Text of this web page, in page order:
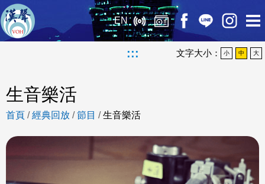
EN
::: 文字大小： 小 中 大
生音樂活
首頁 /經典回放 /節目 /生音樂活